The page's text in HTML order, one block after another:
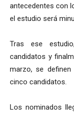
antecedentes con
el estudio será
Tras ese
candidatos y
marzo, se
cinco candidatos.
Los nominados